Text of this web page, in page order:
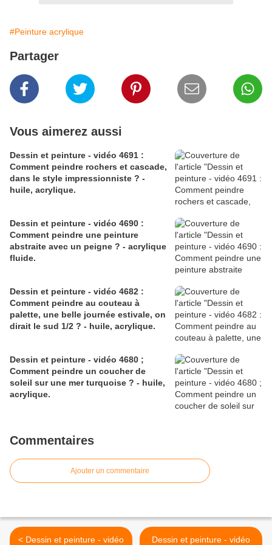
#Peinture acrylique
Partager
Vous aimerez aussi
Dessin et peinture - vidéo 4691 :
Comment peindre rochers et cascade,
dans le style impressionniste ? -
huile, acrylique.
Dessin et peinture - vidéo 4690 :
Comment peindre une peinture
abstraite avec un peigne ? - acrylique
fluide.
Dessin et peinture - vidéo 4682 :
Comment peindre au couteau à
palette, une belle journée estivale, on
dirait le sud 1/2 ? - huile, acrylique.
Dessin et peinture - vidéo 4680 ;
Comment peindre un coucher de
soleil sur une mer turquoise ? - huile,
acrylique.
Commentaires
Ajouter un commentaire
< Dessin et peinture - vidéo Dessin et peinture - vidéo